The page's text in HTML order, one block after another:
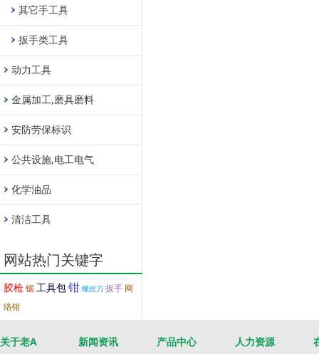
其它手工具
扳手类工具
动力工具
金属加工,磨具磨料
安防劳保标识
公共设施,电工电气
化学油品
清洁工具
网站热门关键字
胶枪锯工具包钳 螺丝刀 扳手 网
络钳
关于老A 新闻资讯 产品中心 人力资源